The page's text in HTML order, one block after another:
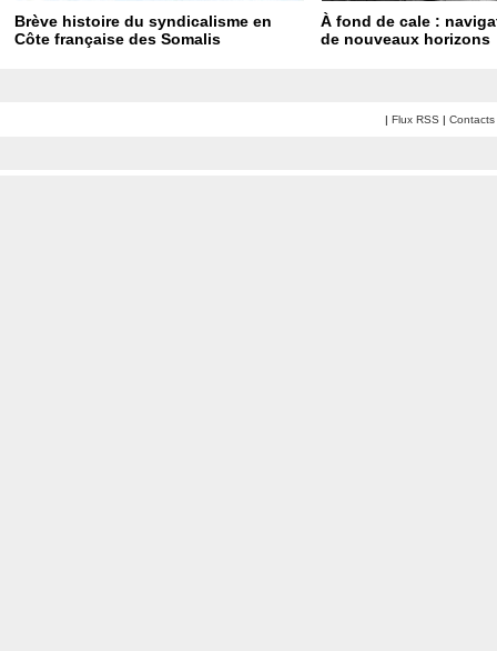
Brève histoire du syndicalisme en
Côte française des Somalis
À fond de cale :
de nouveaux horizons
| Flux RSS | Contacts